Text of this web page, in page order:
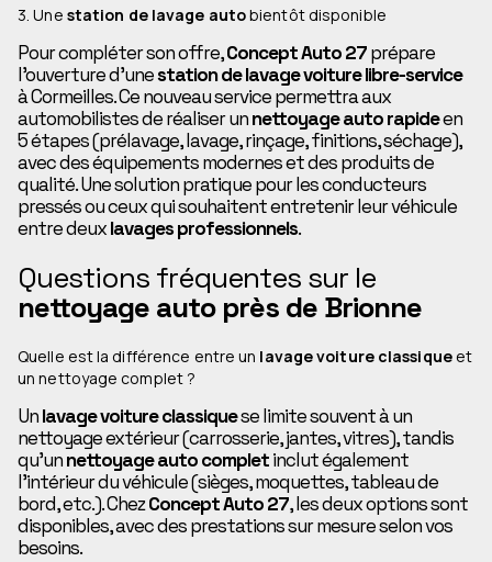
3. Une station de lavage autobientôt disponible
Pour compléter son offre,Concept Auto 27prépare
l’ouverture d’unestation de lavage voiture libre-service
à Cormeilles. Ce nouveau service permettra aux
automobilistes de réaliser unnettoyage auto rapideen
5 étapes (prélavage, lavage, rinçage, finitions, séchage),
avec des équipements modernes et des produits de
qualité. Une solution pratique pour les conducteurs
pressés ou ceux qui souhaitent entretenir leur véhicule
entre deuxlavages professionnels.
Questions fréquentes sur le
nettoyage auto près de Brionne
Quelle est la différence entre un lavage voiture classiqueet
un nettoyage complet ?
Unlavage voiture classiquese limite souvent à un
nettoyage extérieur (carrosserie, jantes, vitres), tandis
qu’unnettoyage auto completinclut également
l’intérieur du véhicule (sièges, moquettes, tableau de
bord, etc.). ChezConcept Auto 27, les deux options sont
disponibles, avec des prestations sur mesure selon vos
besoins.